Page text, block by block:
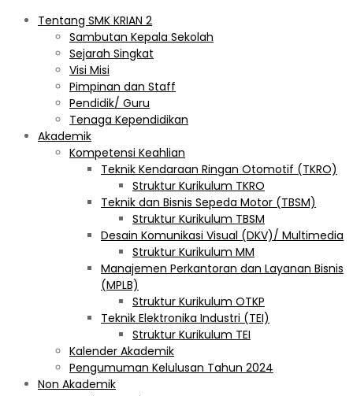
Tentang SMK KRIAN 2
Sambutan Kepala Sekolah
Sejarah Singkat
Visi Misi
Pimpinan dan Staff
Pendidik/ Guru
Tenaga Kependidikan
Akademik
Kompetensi Keahlian
Teknik Kendaraan Ringan Otomotif (TKRO)
Struktur Kurikulum TKRO
Teknik dan Bisnis Sepeda Motor (TBSM)
Struktur Kurikulum TBSM
Desain Komunikasi Visual (DKV)/ Multimedia
Struktur Kurikulum MM
Manajemen Perkantoran dan Layanan Bisnis
(MPLB)
Struktur Kurikulum OTKP
Teknik Elektronika Industri (TEI)
Struktur Kurikulum TEI
Kalender Akademik
Pengumuman Kelulusan Tahun 2024
Non Akademik